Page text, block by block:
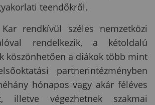
teendőkről.
rendkívül széles nemzetközi
rendelkezik, a kétoldalú
köszönhetően a diákok több mint
partnerintézményben
hónapos vagy akár féléves
illetve végezhetnek szakmai